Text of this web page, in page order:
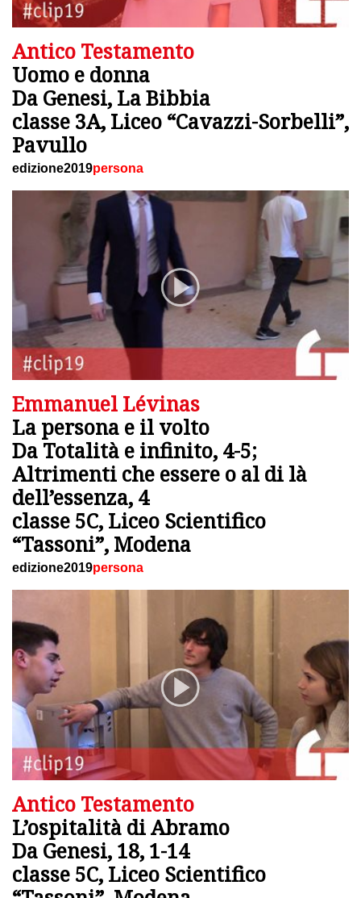
Antico Testamento
Uomo e donna
Da Genesi, La Bibbia
classe 3A, Liceo “Cavazzi-Sorbelli”,
Pavullo
edizione2019persona
Emmanuel Lévinas
La persona e il volto
Da Totalità e infinito, 4-5;
Altrimenti che essere o al di là
dell’essenza, 4
classe 5C, Liceo Scientifico
“Tassoni”, Modena
edizione2019persona
Antico Testamento
L’ospitalità di Abramo
Da Genesi, 18, 1-14
classe 5C, Liceo Scientifico